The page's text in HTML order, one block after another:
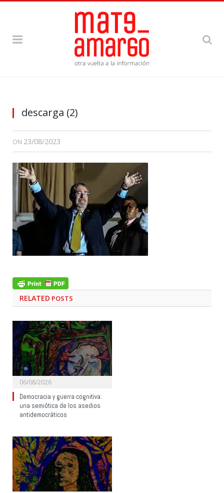
descarga (2)
ON 23/08/2023
RELATED POSTS
06/08/2026
Democracia y guerra cognitiva:
una semiótica de los asedios
antidemocráticos